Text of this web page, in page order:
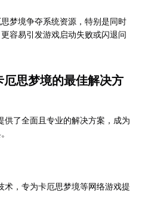
梦境争夺系统资源，特别是同时
容易引发游戏启动失败或闪退问
厄思梦境的最佳解决方
供了全面且专业的解决方案，成为
术，专为卡厄思梦境等网络游戏提